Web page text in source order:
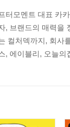
터모멘트 대표 카
, 브랜드의 매력을
컬처덱까지, 회사
, 에이블리, 오늘의